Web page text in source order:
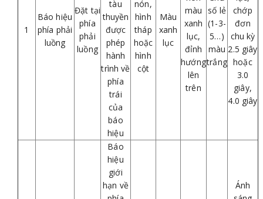
1
Báo hiệu
phía phải
luồng
Đặt tại
phía
phải
luồng
tàu
thuyền
được
phép
hành
trình về
phía
trái
của
báo
hiệu
nón,
hình
tháp
hoặc
hình
cột
Màu
xanh
lục
màu
xanh
lục,
đỉnh
hướng
lên
trên
số lẻ
(1-3-
5…)
màu
trắng
chớp
đơn
chu kỳ
2.5 giây
hoặc
3.0
giây,
4.0 giây
Báo
hiệu
giới
hạn về
Ánh